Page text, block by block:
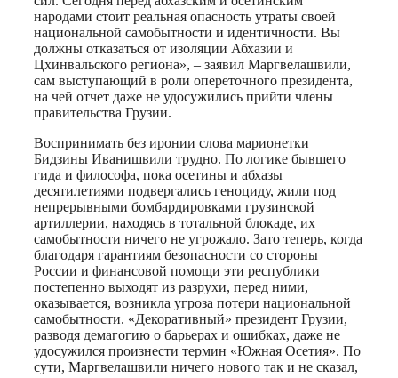
народами стоит реальная опасность утраты своей
национальной самобытности и идентичности. Вы
должны отказаться от изоляции Абхазии и
Цхинвальского региона», – заявил Маргвелашвили,
сам выступающий в роли опереточного президента,
на чей отчет даже не удосужились прийти члены
правительства Грузии.
Воспринимать без иронии слова марионетки
Бидзины Иванишвили трудно. По логике бывшего
гида и философа, пока осетины и абхазы
десятилетиями подвергались геноциду, жили под
непрерывными бомбардировками грузинской
артиллерии, находясь в тотальной блокаде, их
самобытности ничего не угрожало. Зато теперь, когда
благодаря гарантиям безопасности со стороны
России и финансовой помощи эти республики
постепенно выходят из разрухи, перед ними,
оказывается, возникла угроза потери национальной
самобытности. «Декоративный» президент Грузии,
разводя демагогию о барьерах и ошибках, даже не
удосужился произнести термин «Южная Осетия». По
сути, Маргвелашвили ничего нового так и не сказал,